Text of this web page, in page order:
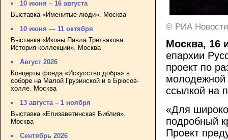
10 июня – 16 августа
Выставка «Именитые люди». Москва
10 июня — 11 октября
Выставка «Иконы Павла Третьякова.
История коллекции». Москва
Август 2026
Концерты фонда «Искусство добра» в
соборе на Малой Грузинской и в Брюсов-
холле. Москва
13 августа – 1 ноября
Выставка «Елизаветинская Библия».
Москва
Сентябрь 2026
© РИА
Москва, 16
епархии
проект по
ссылкой на
«Для
подробный
Проект